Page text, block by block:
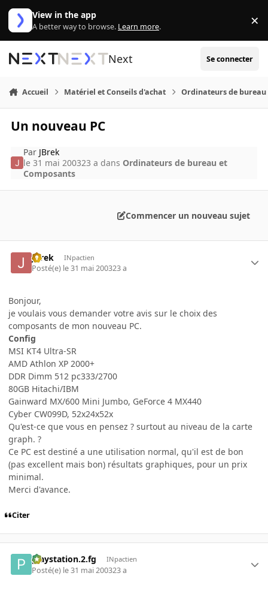
Aller au contenu
View in the app
A better way to browse. Learn more. ×
Next Se connecter
Accueil Matériel et Conseils d'achat Ordinateurs de bureau
Un nouveau PC
Par JBrek
le 31 mai 200323 a dans Ordinateurs de bureau et
Composants
Commencer un nouveau sujet
JBrek INpactien
Posté(e) le 31 mai 200323 a
Bonjour,
je voulais vous demander votre avis sur le choix des
composants de mon nouveau PC.
Config
MSI KT4 Ultra-SR
AMD Athlon XP 2000+
DDR Dimm 512 pc333/2700
80GB Hitachi/IBM
Gainward MX/600 Mini Jumbo, GeForce 4 MX440
Cyber CW099D, 52x24x52x
Qu'est-ce que vous en pensez ? surtout au niveau de la carte
graph. ?
Ce PC est destiné a une utilisation normal, qu'il est de bon
(pas excellent mais bon) résultats graphiques, pour un prix
minimal.
Merci d'avance.
Citer
playstation.2.fg INpactien
Posté(e) le 31 mai 200323 a